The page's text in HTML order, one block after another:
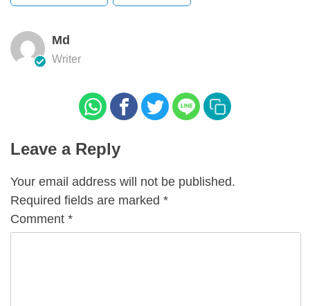
Md
Writer
Leave a Reply
Your email address will not be published.
Required fields are marked *
Comment *